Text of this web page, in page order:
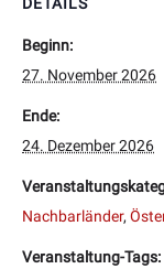
DETAILS
Beginn:
27. November 2026
Ende:
24. Dezember 2026
Nachbarländer,
Veranstaltung-Tags: